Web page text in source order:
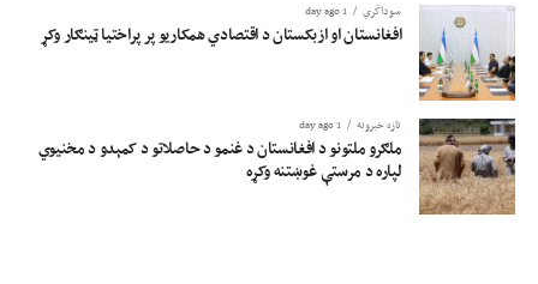
سوداگري 1 day ago
افغانستان او ازبکستان د اقتصادي همکاریو پر پراختیا ټینګار وکړ
تازه خبرونه 1 day ago
ملګرو ملتونو د افغانستان د غنمو د حاصلاتو د کمېدو د مخنیوي
لپاره د مرستې غوښتنه وکړه